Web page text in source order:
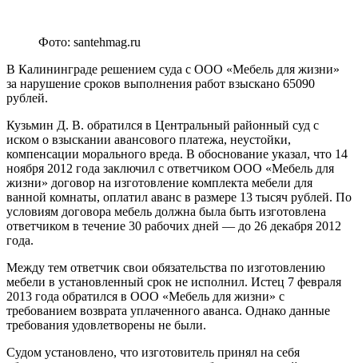
Фото: santehmag.ru
В Калининграде решением суда с ООО «Мебель для жизни»
за нарушение сроков выполнения работ взыскано 65090
рублей.
Кузьмин Д. В. обратился в Центральный районный суд с
иском о взыскании авансового платежа, неустойки,
компенсации морального вреда. В обоснование указал, что 14
ноября 2012 года заключил с ответчиком ООО «Мебель для
жизни» договор на изготовление комплекта мебели для
ванной комнаты, оплатил аванс в размере 13 тысяч рублей. По
условиям договора мебель должна была быть изготовлена
ответчиком в течение 30 рабочих дней — до 26 декабря 2012
года.
Между тем ответчик свои обязательства по изготовлению
мебели в установленный срок не исполнил. Истец 7 февраля
2013 года обратился в ООО «Мебель для жизни» с
требованием возврата уплаченного аванса. Однако данные
требования удовлетворены не были.
Судом установлено, что изготовитель принял на себя